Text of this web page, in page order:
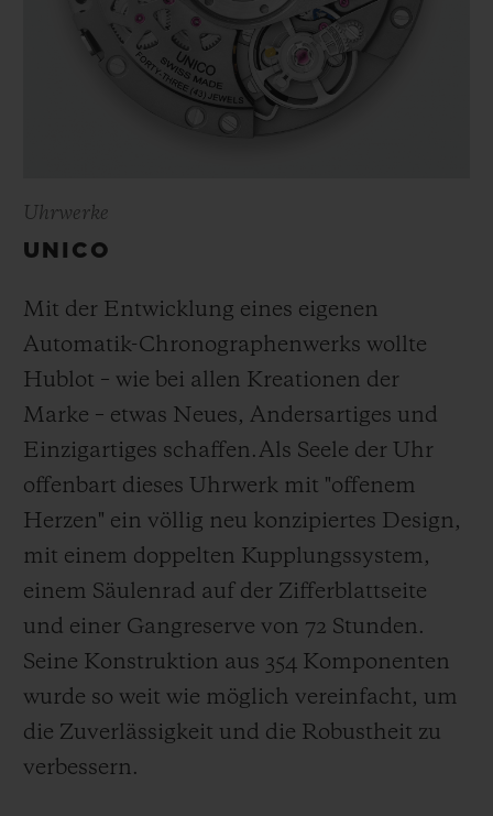
Uhrwerke
UNICO
Mit der Entwicklung eines eigenen
Automatik-Chronographenwerks wollte
Hublot – wie bei allen Kreationen der
Marke – etwas Neues, Andersartiges und
Einzigartiges schaffen.Als Seele der Uhr
offenbart dieses Uhrwerk mit "offenem
Herzen" ein völlig neu konzipiertes Design,
mit einem doppelten Kupplungssystem,
einem Säulenrad auf der Zifferblattseite
und einer Gangreserve von 72 Stunden.
Seine Konstruktion aus 354 Komponenten
wurde so weit wie möglich vereinfacht, um
die Zuverlässigkeit und die Robustheit zu
verbessern.